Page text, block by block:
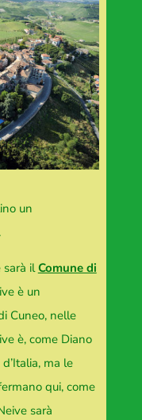
un
sarà ilComune di
è un
Cuneo, nelle
è, come Diano
ma le
qui, come
sarà